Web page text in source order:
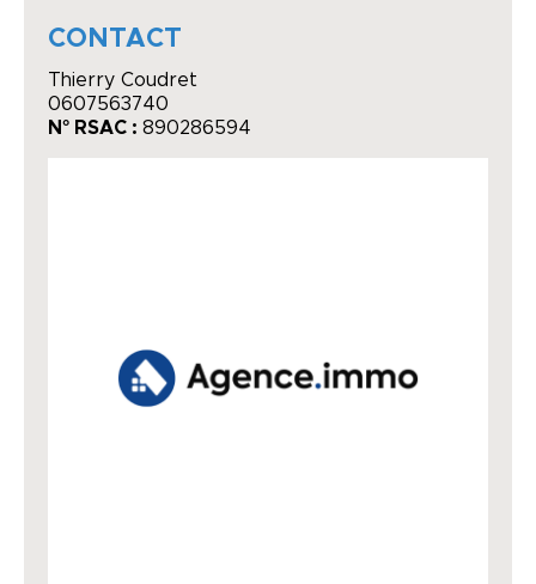
CONTACT
Thierry Coudret
0607563740
N° RSAC : 890286594